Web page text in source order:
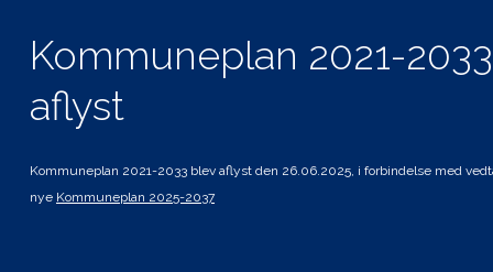
Kommuneplan 2021-
aflyst
Kommuneplan 2021-2033 blev aflyst den 26.06.2025, i forbindelse med
nye Kommuneplan 2025-2037
Genveje
Hvad gælder for mig
Planer i høring
Andre planer og strategier